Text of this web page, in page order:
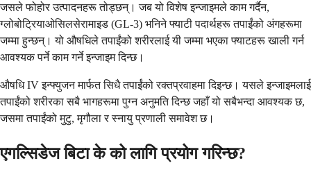
जसले फोहोर उत्पादनहरू तोड्छन्। जब यो विशेष इन्जाइमले काम गर्दैन,
ग्लोबोट्रियाओसिलसेरामाइड (GL-3) भनिने फ्याटी पदार्थहरू तपाईंको अंगहरूमा
जम्मा हुन्छन्। यो औषधिले तपाईंको शरीरलाई यी जम्मा भएका फ्याटहरू खाली गर्न
आवश्यक पर्ने काम गर्ने इन्जाइम दिन्छ।
औषधि IV इन्फ्युजन मार्फत सिधै तपाईंको रक्तप्रवाहमा दिइन्छ। यसले इन्जाइमलाई
तपाईंको शरीरका सबै भागहरूमा पुग्न अनुमति दिन्छ जहाँ यो सबैभन्दा आवश्यक छ,
जसमा तपाईंको मुटु, मृगौला र स्नायु प्रणाली समावेश छ।
एगल्सिडेज बिटा के को लागि प्रयोग गरिन्छ?